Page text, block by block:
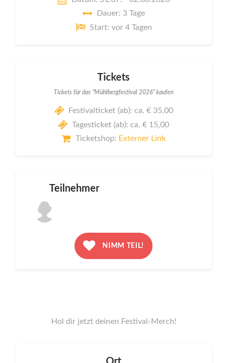
Dauer: 3 Tage
Start: vor 4 Tagen
Tickets
Tickets für das "Mühlbergfestival 2026" kaufen
Festivalticket (ab): ca. € 35,00
Tagesticket (ab): ca. € 15,00
Ticketshop: Externer Link
Teilnehmer
NIMM TEIL!
Hol dir jetzt deinen Festival-Merch!